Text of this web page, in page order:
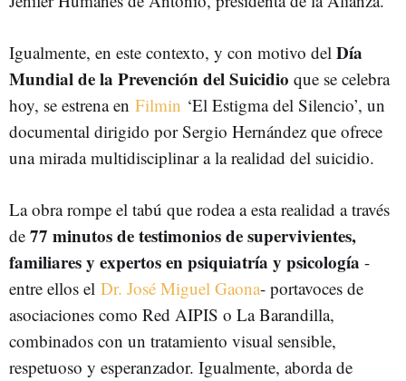
Igualmente, en este contexto, y con motivo del Día
Mundial de la Prevención del Suicidio que se celebra
hoy, se estrena en Filmin ‘El Estigma del Silencio’, un
documental dirigido por Sergio Hernández que ofrece
una mirada multidisciplinar a la realidad del suicidio.
La obra rompe el tabú que rodea a esta realidad a través
de 77 minutos de testimonios de supervivientes,
familiares y expertos en psiquiatría y psicología -
entre ellos el Dr. José Miguel Gaona- portavoces de
asociaciones como Red AIPIS o La Barandilla,
combinados con un tratamiento visual sensible,
respetuoso y esperanzador. Igualmente, aborda de